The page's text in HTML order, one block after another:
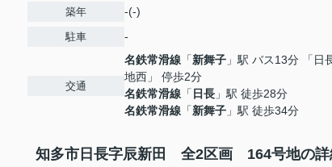
築年 -(-)
駐車 -
交通
名鉄常滑線 「新舞子 」駅 バス13分 「日
地西」 停歩2分
名鉄常滑線 「 日長 」駅 徒歩28分
名鉄常滑線 「新舞子 」駅 徒歩34分
知多市日長字辰新田 全2区画 164号地の詳